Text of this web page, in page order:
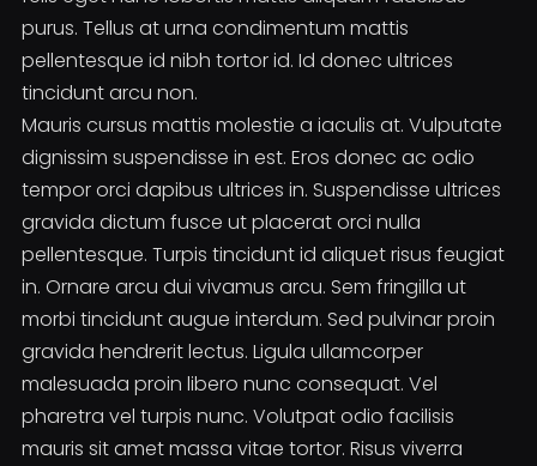
purus. Tellus at urna condimentum mattis
pellentesque id nibh tortor id. Id donec ultrices
tincidunt arcu non.
Mauris cursus mattis molestie a iaculis at. Vulputate
dignissim suspendisse in est. Eros donec ac odio
tempor orci dapibus ultrices in. Suspendisse ultrices
gravida dictum fusce ut placerat orci nulla
pellentesque. Turpis tincidunt id aliquet risus feugiat
in. Ornare arcu dui vivamus arcu. Sem fringilla ut
morbi tincidunt augue interdum. Sed pulvinar proin
gravida hendrerit lectus. Ligula ullamcorper
malesuada proin libero nunc consequat. Vel
pharetra vel turpis nunc. Volutpat odio facilisis
mauris sit amet massa vitae tortor. Risus viverra